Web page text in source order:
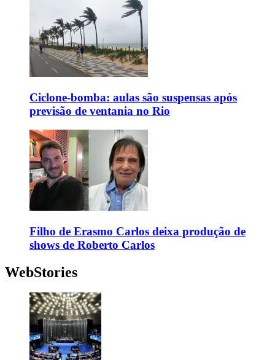
Ciclone-bomba: aulas são suspensas após
previsão de ventania no Rio
Filho de Erasmo Carlos deixa produção de
shows de Roberto Carlos
WebStories